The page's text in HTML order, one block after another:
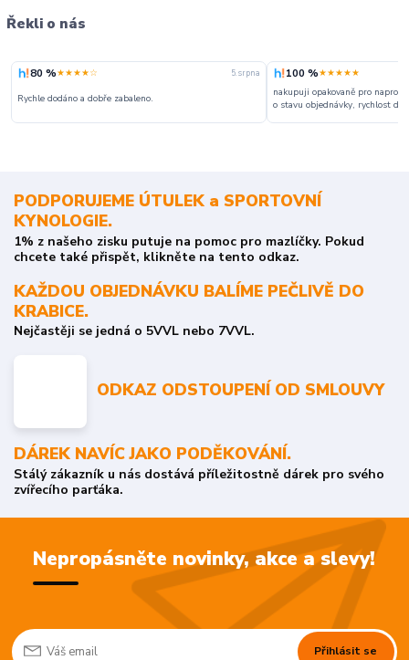
Řekli o nás
80 %★★★★☆ 5. srpna
Rychle dodáno a dobře zabaleno.
100 %★★★★★
nakupuji opakovaně pro
o stavu objednávky, rychlost
PODPORUJEME ÚTULEK a SPORTOVNÍ
KYNOLOGIE.
1% z našeho zisku putuje na pomoc pro mazlíčky. Pokud
chcete také přispět, klikněte na tento odkaz.
KAŽDOU OBJEDNÁVKU BALÍME PEČLIVĚ DO
KRABICE.
Nejčastěji se jedná o 5VVL nebo 7VVL.
ODKAZ ODSTOUPENÍ OD SMLOUVY
DÁREK NAVÍC JAKO PODĚKOVÁNÍ.
Stálý zákazník u nás dostává příležitostně dárek pro svého
zvířecího parťáka.
Nepropásněte novinky, akce a slevy!
Přihlásit se